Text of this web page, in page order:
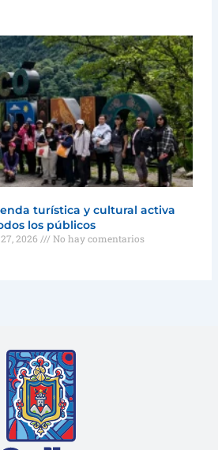
turística y cultural activa
los públicos
2026 No hay comentarios